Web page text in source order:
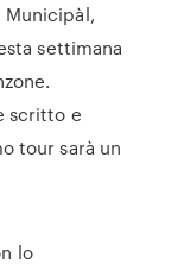
Municipàl,
settimana
scritto e
tour sarà un
lo